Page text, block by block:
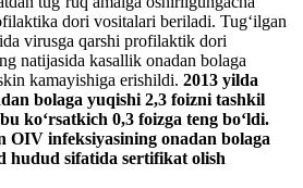
dori vositalari beriladi. Tug‘ilgan
virusga qarshi profilaktik dori
natijasida kasallik onadan bolaga
kamayishiga erishildi. 2013 yilda
bolaga yuqishi 2,3 foizni tashkil
ko‘rsatkich 0,3 foizga teng bo‘ldi.
OIV infeksiyasining onadan bolaga
hudud sifatida sertifikat olish